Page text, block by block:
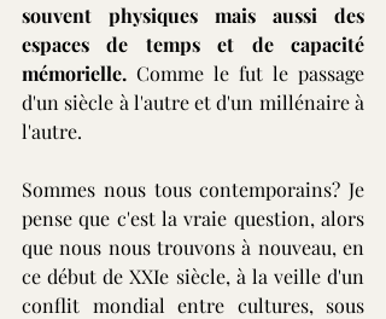
souvent physiques mais aussi des
espaces de temps et de capacité
mémorielle. Comme le fut le passage
d'un siècle à l'autre et d'un millénaire à
l'autre.
Sommes nous tous contemporains? Je
pense que c'est la vraie question, alors
que nous nous trouvons à nouveau, en
ce début de XXIe siècle, à la veille d'un
conflit mondial entre cultures, sous